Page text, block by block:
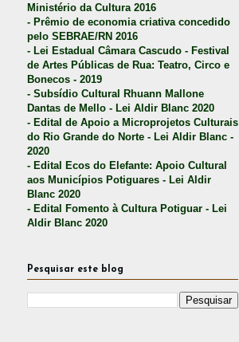
Ministério da Cultura 2016
- Prêmio de economia criativa concedido
pelo SEBRAE/RN 2016
- Lei Estadual Câmara Cascudo - Festival
de Artes Públicas de Rua: Teatro, Circo e
Bonecos - 2019
- Subsídio Cultural Rhuann Mallone
Dantas de Mello - Lei Aldir Blanc 2020
- Edital de Apoio a Microprojetos Culturais
do Rio Grande do Norte - Lei Aldir Blanc -
2020
- Edital Ecos do Elefante: Apoio Cultural
aos Municípios Potiguares - Lei Aldir
Blanc 2020
- Edital Fomento à Cultura Potiguar - Lei
Aldir Blanc 2020
Pesquisar este blog